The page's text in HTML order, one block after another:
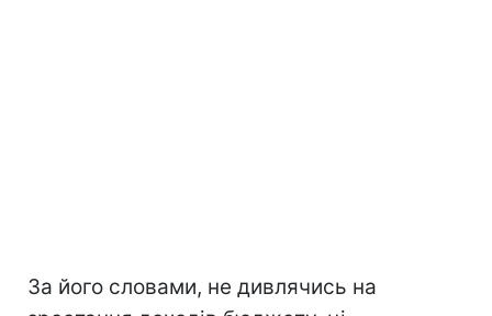
За його словами, не дивлячись на